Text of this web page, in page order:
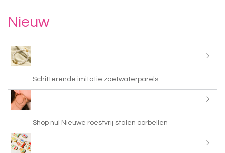
Nieuw
Schitterende imitatie zoetwaterparels
Shop nu! Nieuwe roestvrij stalen oorbellen